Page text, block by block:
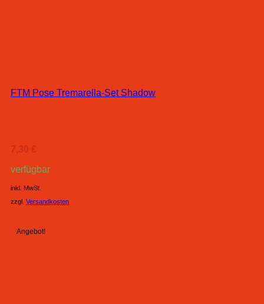
FTM Pose Tremarella-Set Shadow
7,30 €
verfügbar
inkl. MwSt.
zzgl. Versandkosten
Angebot!